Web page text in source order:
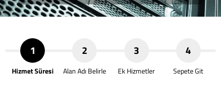
1
Hizmet Süresi
2
Alan Adı Belirle
3
Ek Hizmetler
4
Sepete Git